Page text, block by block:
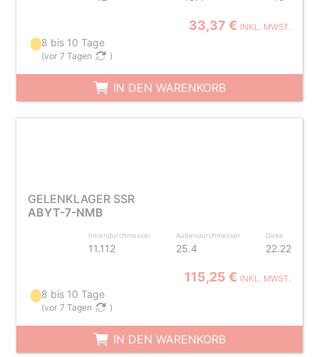
33,37 € INKL. MWST.
8 bis 10 Tage
(vor 7 Tagen )
IN DEN WARENKORB
GELENKLAGER SSR
ABYT-7-NMB
Innendurchmesser
11.112
Außendurchmesser
25.4
Dicke
22.22
115,25 € INKL. MWST.
8 bis 10 Tage
(vor 7 Tagen )
IN DEN WARENKORB